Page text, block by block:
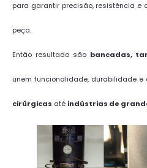
para garantir precisão, resistência e
peça.
Então resultado são bancadas,
unem funcionalidade, durabilidade
cirúrgicas até indústrias de